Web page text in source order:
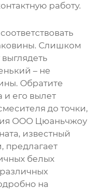
работу.
Слишком
– не
Обратите
и его вылет
до точки,
ООО Цюаньчжоу
известный
предлагает
белых
различных
на